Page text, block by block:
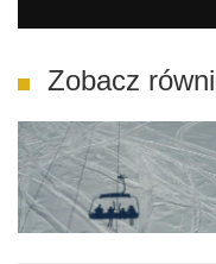
Zobacz